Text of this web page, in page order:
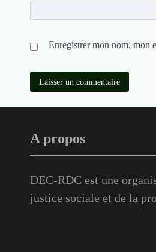
Enregistrer mon nom, mon
A propos
DEC-RDC est une
justice sociale et de la